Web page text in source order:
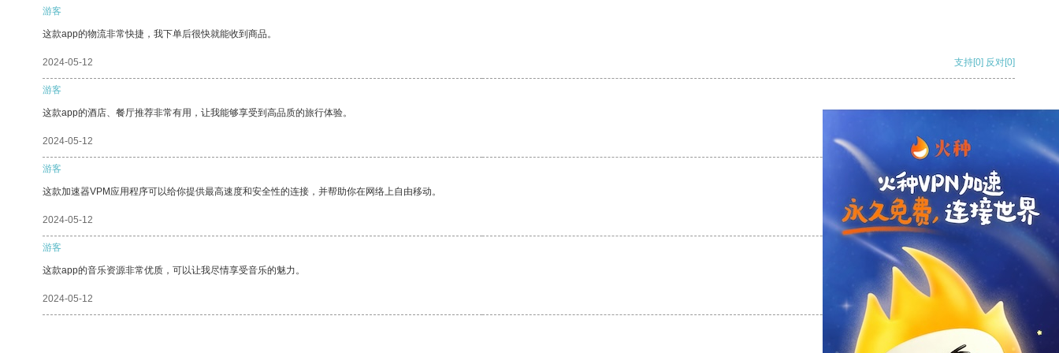
游客
这款app的物流非常快捷，我下单后很快就能收到商品。
2024-05-12 支持[0] 反对[0]
游客
这款app的酒店、餐厅推荐非常有用，让我能够享受到高品质的旅行体验。
2024-05-12 支持
游客
这款加速器VPM应用程序可以给你提供最高速度和安全性的连接，并帮助你在网络上自由移动。
2024-05-12 支持[0] 反对[0]
游客
这款app的音乐资源非常优质，可以让我尽情享受音乐的魅力。
2024-05-12 支持[0] 反对[0]